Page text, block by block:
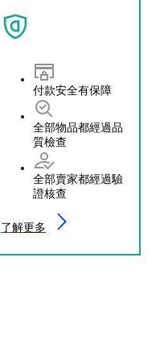
付款安全有保障
全部物品都經過品
質檢查
全部賣家都經過驗
證核查
了解更多